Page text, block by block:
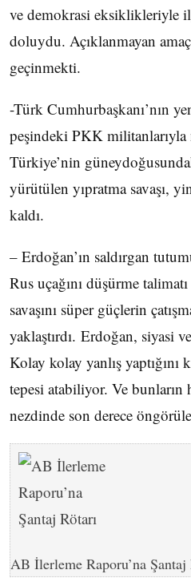
ve demokrasi eksiklikleriyle
doluydu. Açıklanmayan
geçinmekti.
-Türk Cumhurbaşkanı’nın
peşindeki PKK militanlarıyla
Türkiye’nin
yürütülen yıpratma savaşı,
kaldı.
– Erdoğan’ın saldırgan
Rus uçağını düşürme
savaşını süper güçlerin
yaklaştırdı. Erdoğan, siyasi
Kolay kolay yanlış
tepesi atabiliyor. Ve
nezdinde son derece
AB İlerleme Raporu’na Şantaj